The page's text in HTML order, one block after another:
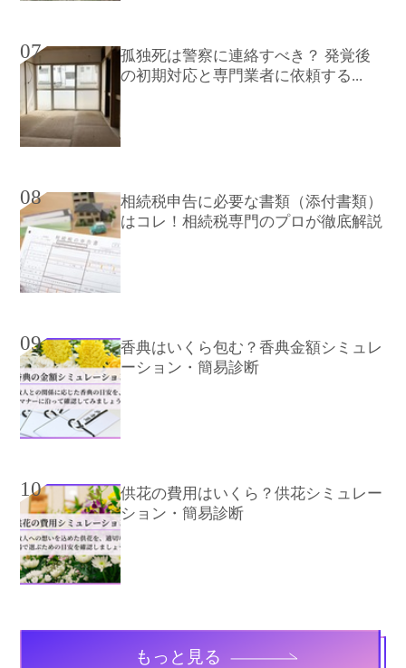
07
孤独死は警察に連絡すべき？ 発覚後
の初期対応と専門業者に依頼する...
08
相続税申告に必要な書類（添付書類）
はコレ！相続税専門のプロが徹底解説
09
香典はいくら包む？香典金額シミュレ
ーション・簡易診断
10
供花の費用はいくら？供花シミュレー
ション・簡易診断
もっと見る